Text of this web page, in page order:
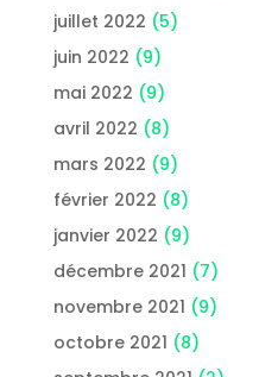
juillet 2022 (5)
juin 2022 (9)
mai 2022 (9)
avril 2022 (8)
mars 2022 (9)
février 2022 (8)
janvier 2022 (9)
décembre 2021 (7)
novembre 2021 (9)
octobre 2021 (8)